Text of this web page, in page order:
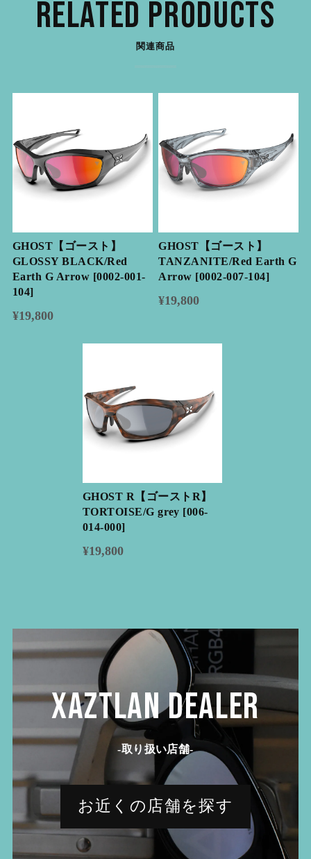
RELATED PRODUCTS
関連商品
GHOST【ゴースト】
GLOSSY BLACK/Red
Earth G Arrow [0002-001-
104]
¥19,800
GHOST【ゴースト】
TANZANITE/Red Earth G
Arrow [0002-007-104]
¥19,800
GHOST R【ゴーストR】
TORTOISE/G grey [006-
014-000]
¥19,800
XAZTLAN DEALER
-取り扱い店舗-
お近くの店舗を探す